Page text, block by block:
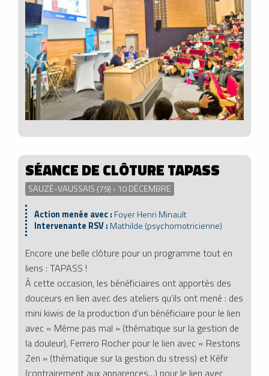
SÉANCE DE CLÔTURE TAPASS
SAUZÉ-VAUSSAIS (79) › 10 DÉCEMBRE
Action menée avec : Foyer Henri Minault
Intervenante RSV : Mathilde (psychomotricienne)
Encore une belle clôture pour un programme tout en
liens : TAPASS !
À cette occasion, les bénéficiaires ont apportés des
douceurs en lien avec des ateliers qu’ils ont mené : des
mini kiwis de la production d’un bénéficiaire pour le lien
avec « Même pas mal » (thématique sur la gestion de
la douleur), Ferrero Rocher pour le lien avec « Restons
Zen » (thématique sur la gestion du stress) et Kéfir
(contrairement aux apparences…) pour le lien avec